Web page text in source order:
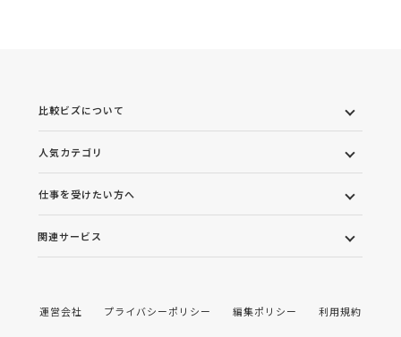
比較ビズについて
人気カテゴリ
仕事を受けたい方へ
関連サービス
運営会社 プライバシーポリシー 編集ポリシー 利用規約